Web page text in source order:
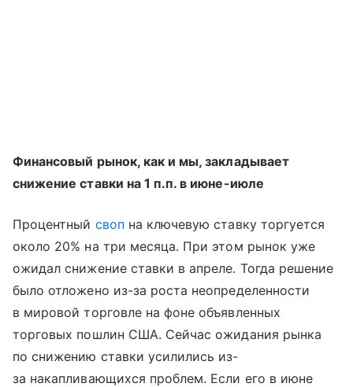
Финансовый рынок, как и мы, закладывает
снижение ставки на 1 п.п. в июне-июле
Процентный своп на ключевую ставку торгуется
около 20% на три месяца. При этом рынок уже
ожидал снижение ставки в апреле. Тогда решение
было отложено из-за роста неопределенности
в мировой торговле на фоне объявленных
торговых пошлин США. Сейчас ожидания рынка
по снижению ставки усилились из-
за накапливающихся проблем. Если его в июне